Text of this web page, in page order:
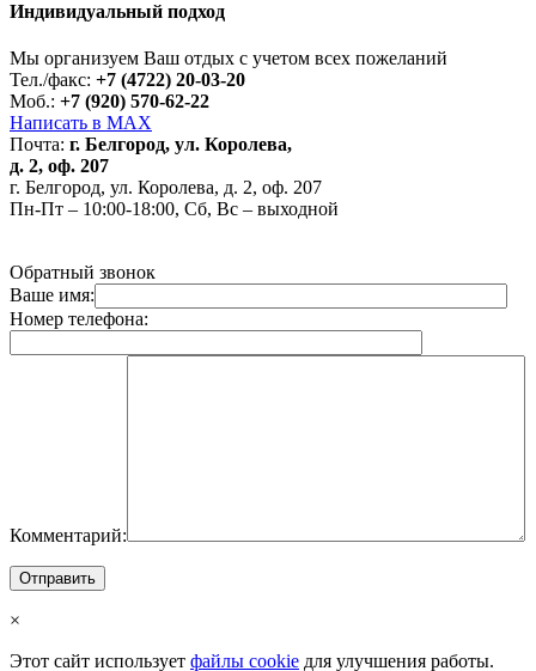
Индивидуальный подход
Мы организуем Ваш отдых с учетом всех пожеланий
Тел./факс: +7 (4722) 20-03-20
Моб.: +7 (920) 570-62-22
Написать в MAX
Почта: г. Белгород, ул. Королева,
д. 2, оф. 207
г. Белгород, ул. Королева, д. 2, оф. 207
Пн-Пт – 10:00-18:00, Сб, Вс – выходной
Обратный звонок
Ваше имя:
Номер телефона:
Комментарий:
×
Этот сайт использует файлы cookie для улучшения работы.